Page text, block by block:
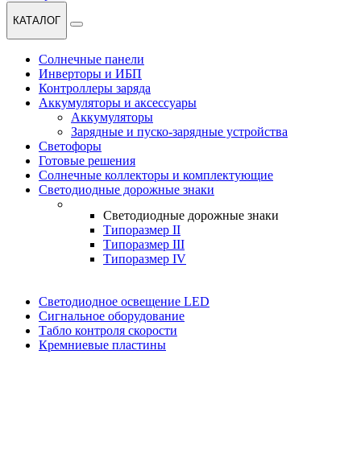
КАТАЛОГ
Солнечные панели
Инверторы и ИБП
Контроллеры заряда
Аккумуляторы и аксессуары
Аккумуляторы
Зарядные и пуско-зарядные устройства
Светофоры
Готовые решения
Солнечные коллекторы и комплектующие
Светодиодные дорожные знаки
Светодиодные дорожные знаки
Типоразмер II
Типоразмер III
Типоразмер IV
Светодиодное освещение LED
Сигнальное оборудование
Табло контроля скорости
Кремниевые пластины